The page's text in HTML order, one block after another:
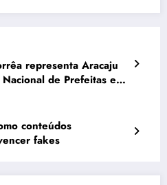
representa Aracaju
de Prefeitas e
conteúdos
fakes